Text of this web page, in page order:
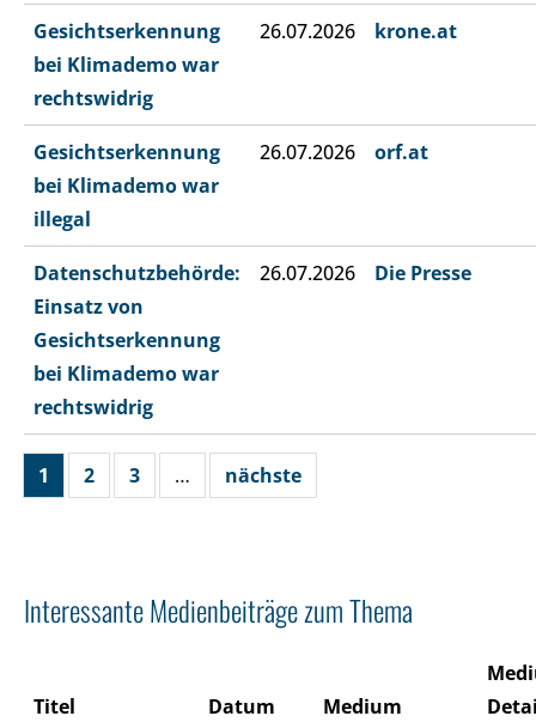
Gesichtserkennung
bei Klimademo war
rechtswidrig
26.07.2026 krone.at
Gesichtserkennung
bei Klimademo war
illegal
26.07.2026 orf.at
Datenschutzbehörde:
Einsatz von
Gesichtserkennung
bei Klimademo war
rechtswidrig
26.07.2026 Die Presse
1 2 3 … nächste
Interessante Medienbeiträge zum Thema
Titel Datum Medium